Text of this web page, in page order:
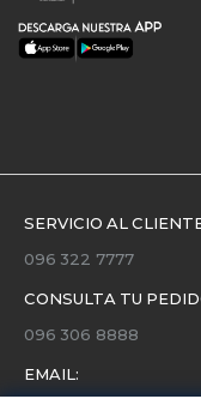
SERVICIO AL
096 322 7777
CONSULTA TU
096 306 8888
EMAIL: